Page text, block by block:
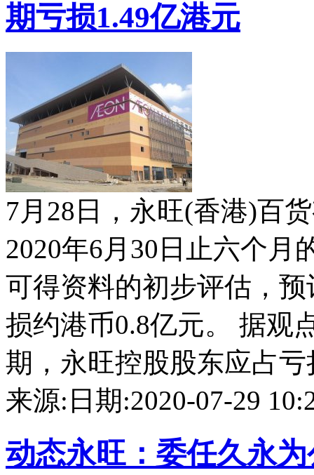
期亏损1.49亿港元
7月28日，永旺(香港)百
2020年6月30日止六个月
可得资料的初步评估，
损约港币0.8亿元。 据观
期，永旺控股股东应占
来源: 日期:2020-07-29
动态永旺：委任久永